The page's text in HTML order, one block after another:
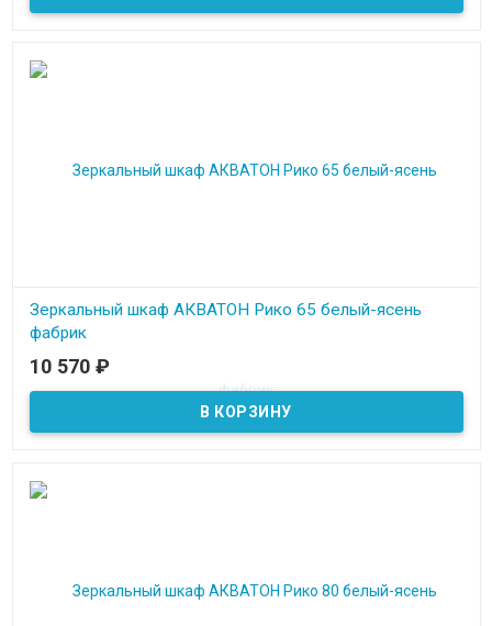
Зеркальный шкаф АКВАТОН Рико 65 белый-ясень
фабрик
В наличии
10 570 ₽